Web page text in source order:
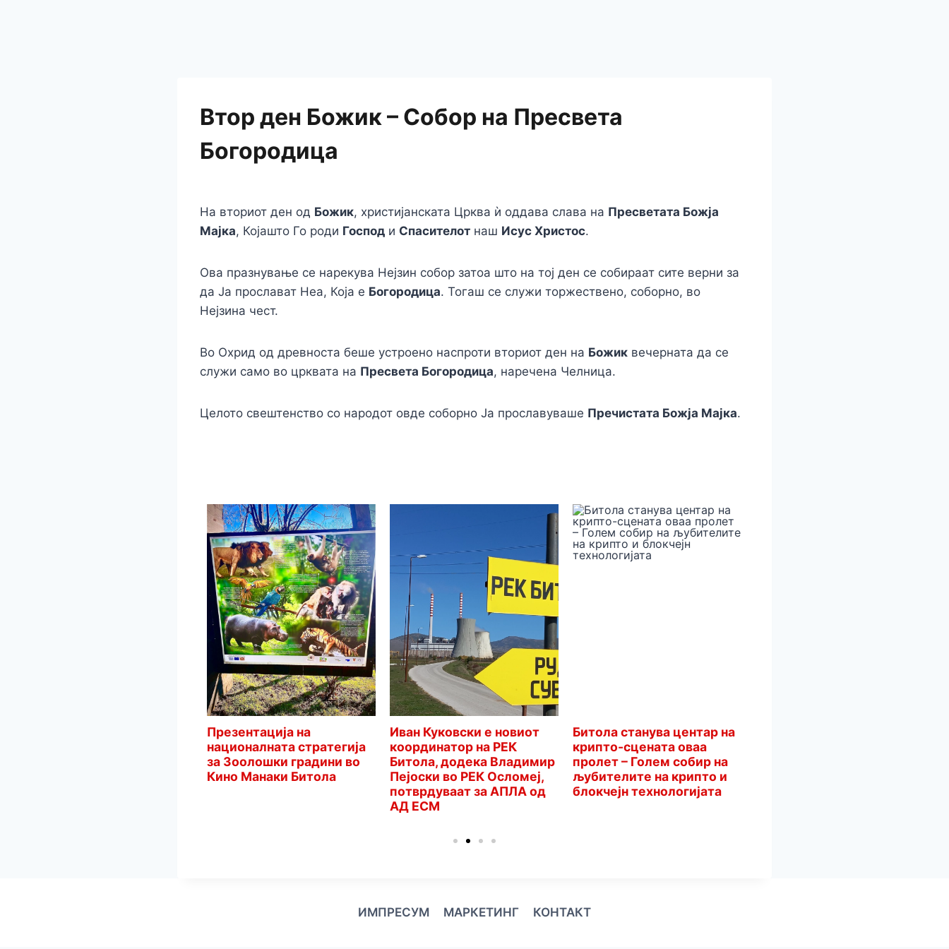
Втор ден Божик – Собор на Пресвета
Богородица
На вториот ден од Божик, христијанската Црква ѝ оддава слава на Пресветата Божја
Мајка, Којашто Го роди Господ и Спасителот наш Исус Христос.
Ова празнување се нарекува Нејзин собор затоа што на тој ден се собираат сите верни за
да Ја прослават Неа, Која е Богородица. Тогаш се служи торжествено, соборно, во
Нејзина чест.
Во Охрид од древноста беше устроено наспроти вториот ден на Божик вечерната да се
служи само во црквата на Пресвета Богородица, наречена Челница.
Целото свештенство со народот овде соборно Ја прославуваше Пречистата Божја Мајка.
Презентација на
националната стратегија
за Зоолошки градини во
Кино Манаки Битола
Иван Куковски е новиот
координатор на РЕК
Битола, додека Владимир
Пејоски во РЕК Осломеј,
потврдуваат за АПЛА од
АД ЕСМ
Битола станува центар на
крипто-сцената оваа
пролет – Голем собир на
љубителите на крипто и
блокчејн технологијата
ИМПРЕСУМ МАРКЕТИНГ КОНТАКТ